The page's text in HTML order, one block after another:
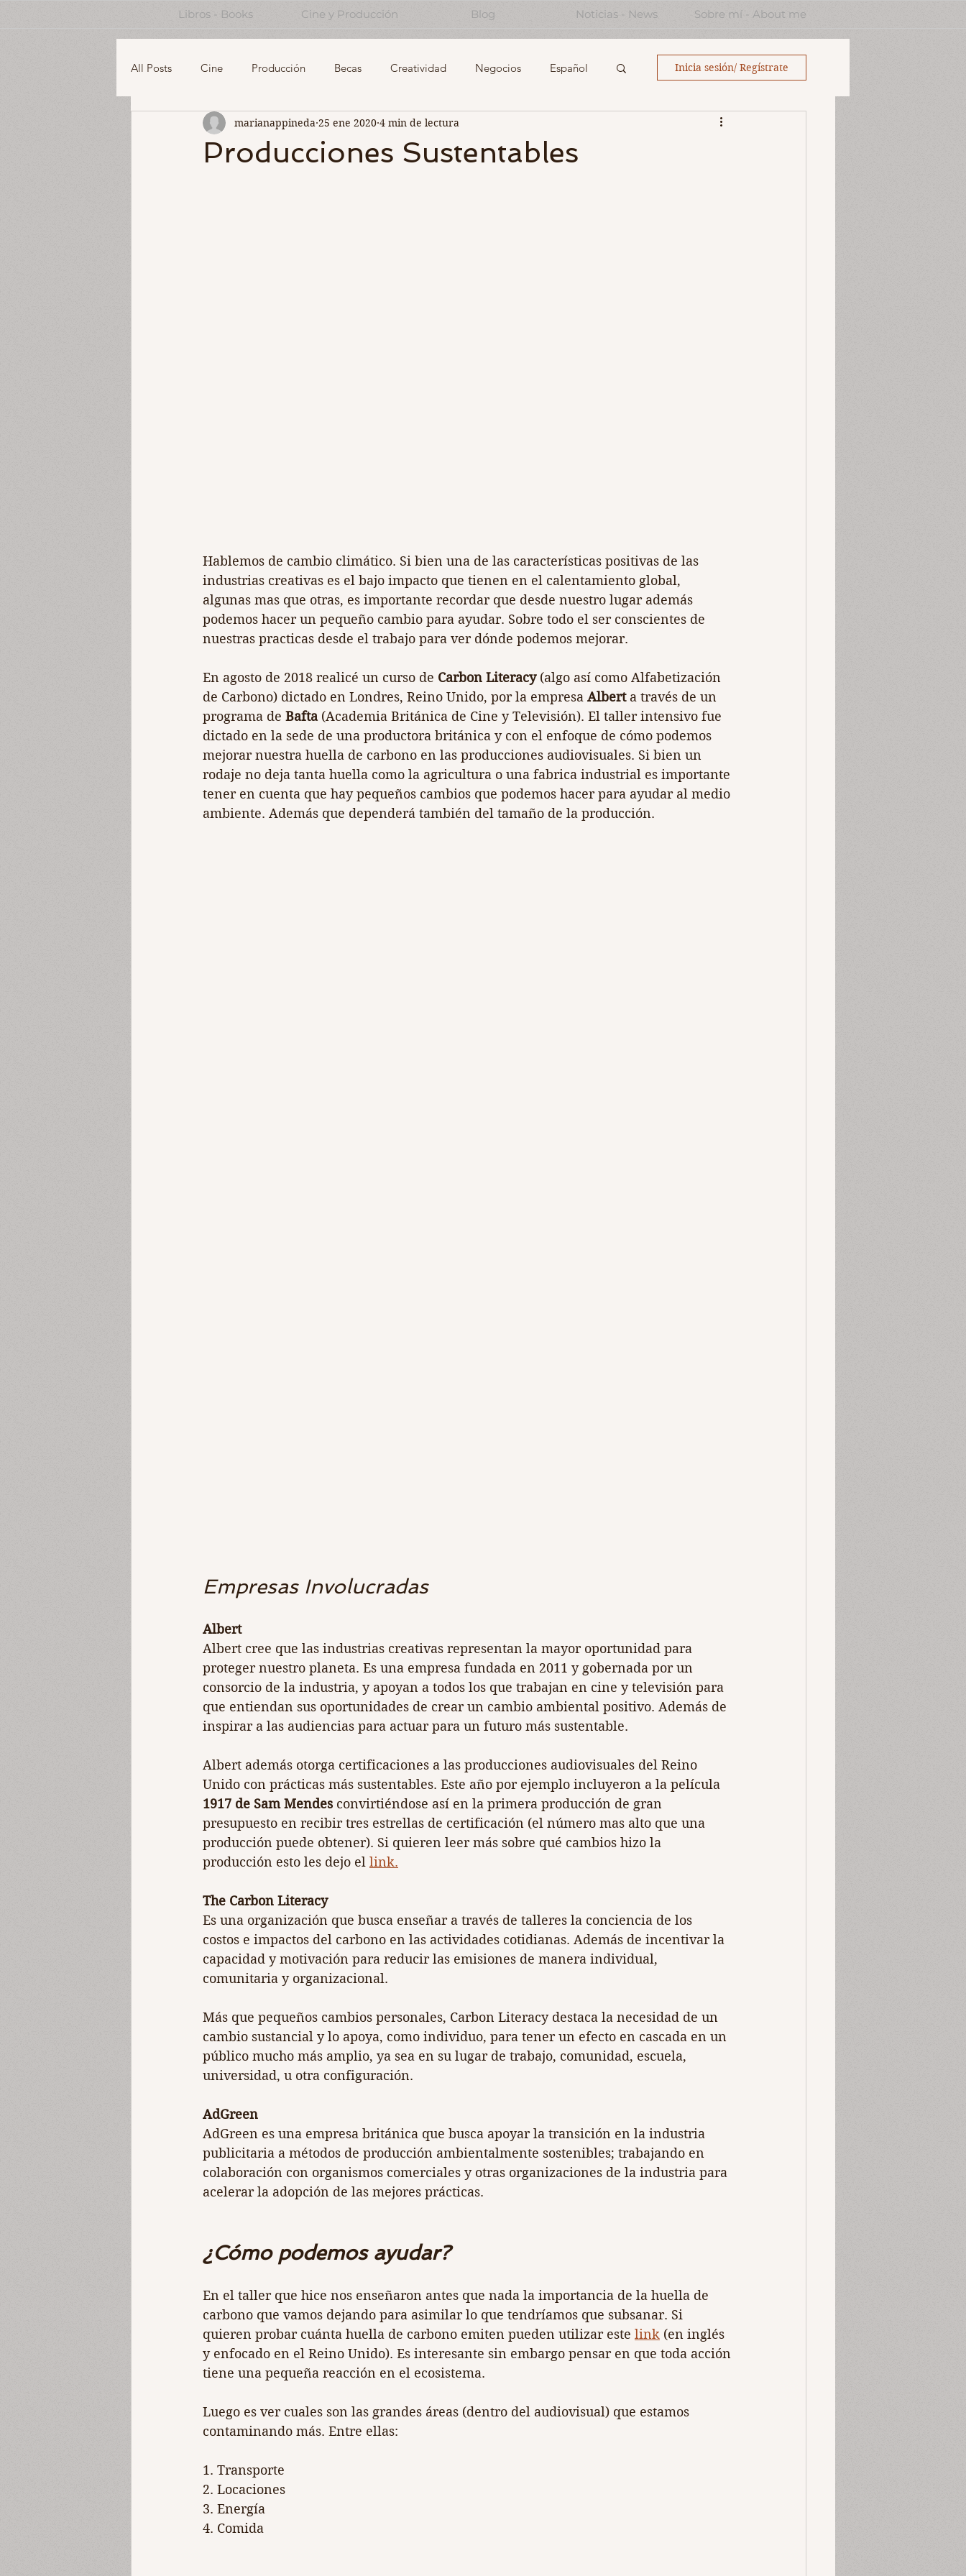
Libros - Books Cine y Producción Blog Noticias - News Sobre mí - About me
All Posts Cine Producción Becas Creatividad Negocios Español
Design Thinking for Start-Ups Experiencing the Creative Industrie
Inicia sesión/ Regístrate
Producciones Sustentables
marianappineda 25 ene 2020 4 min de lectura
Hablemos de cambio climático. Si bien una de las características positivas de las
industrias creativas es el bajo impacto que tienen en el calentamiento global,
algunas mas que otras, es importante recordar que desde nuestro lugar además
podemos hacer un pequeño cambio para ayudar. Sobre todo el ser conscientes de
nuestras practicas desde el trabajo para ver dónde podemos mejorar.
En agosto de 2018 realicé un curso de Carbon Literacy (algo así como Alfabetización
de Carbono) dictado en Londres, Reino Unido, por la empresa Albert a través de un
programa de Bafta (Academia Británica de Cine y Televisión). El taller intensivo fue
dictado en la sede de una productora británica y con el enfoque de cómo podemos
mejorar nuestra huella de carbono en las producciones audiovisuales. Si bien un
rodaje no deja tanta huella como la agricultura o una fabrica industrial es importante
tener en cuenta que hay pequeños cambios que podemos hacer para ayudar al medio
ambiente. Además que dependerá también del tamaño de la producción.
Empresas Involucradas
Albert
Albert cree que las industrias creativas representan la mayor oportunidad para
proteger nuestro planeta. Es una empresa fundada en 2011 y gobernada por un
consorcio de la industria, y apoyan a todos los que trabajan en cine y televisión para
que entiendan sus oportunidades de crear un cambio ambiental positivo. Además de
inspirar a las audiencias para actuar para un futuro más sustentable.
Albert además otorga certificaciones a las producciones audiovisuales del Reino
Unido con prácticas más sustentables. Este año por ejemplo incluyeron a la película
1917 de Sam Mendes convirtiéndose así en la primera producción de gran
presupuesto en recibir tres estrellas de certificación (el número mas alto que una
producción puede obtener). Si quieren leer más sobre qué cambios hizo la
producción esto les dejo el link.
The Carbon Literacy
Es una organización que busca enseñar a través de talleres la conciencia de los
costos e impactos del carbono en las actividades cotidianas. Además de incentivar la
capacidad y motivación para reducir las emisiones de manera individual,
comunitaria y organizacional.
Más que pequeños cambios personales, Carbon Literacy destaca la necesidad de un
cambio sustancial y lo apoya, como individuo, para tener un efecto en cascada en un
público mucho más amplio, ya sea en su lugar de trabajo, comunidad, escuela,
universidad, u otra configuración.
AdGreen
AdGreen es una empresa británica que busca apoyar la transición en la industria
publicitaria a métodos de producción ambientalmente sostenibles; trabajando en
colaboración con organismos comerciales y otras organizaciones de la industria para
acelerar la adopción de las mejores prácticas.
¿Cómo podemos ayudar?
En el taller que hice nos enseñaron antes que nada la importancia de la huella de
carbono que vamos dejando para asimilar lo que tendríamos que subsanar. Si
quieren probar cuánta huella de carbono emiten pueden utilizar este link (en inglés
y enfocado en el Reino Unido). Es interesante sin embargo pensar en que toda acción
tiene una pequeña reacción en el ecosistema.
Luego es ver cuales son las grandes áreas (dentro del audiovisual) que estamos
contaminando más. Entre ellas:
1. Transporte
2. Locaciones
3. Energía
4. Comida